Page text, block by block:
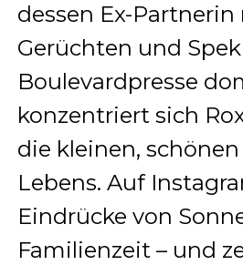
dessen Ex-
Gerüchten und
Boulevardpresse
konzentriert sich
die kleinen,
Lebens. Auf
Eindrücke von
Familienzeit – und